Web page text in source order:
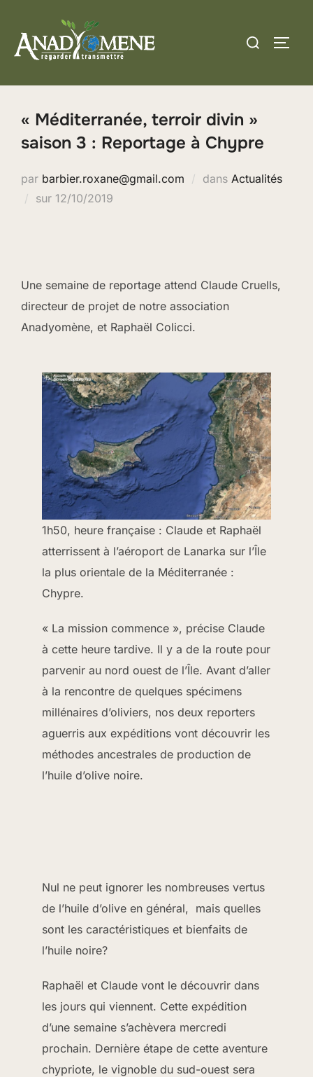
contenu
Rechercher :
« Méditerranée, terroir divin »
saison 3 : Reportage à Chypre
par barbier.roxane@gmail.com dans Actualités
sur Publié
12/10/2019
Une semaine de reportage attend Claude Cruells,
directeur de projet de notre association
Anadyomène, et Raphaël Colicci.
1h50, heure française : Claude et Raphaël
atterrissent à l’aéroport de Lanarka sur l’Île
la plus orientale de la Méditerranée :
Chypre.
« La mission commence », précise Claude
à cette heure tardive. Il y a de la route pour
parvenir au nord ouest de l’Île. Avant d’aller
à la rencontre de quelques spécimens
millénaires d’oliviers, nos deux reporters
aguerris aux expéditions vont découvrir les
méthodes ancestrales de production de
l’huile d’olive noire.
Nul ne peut ignorer les nombreuses vertus
de l’huile d’olive en général, mais quelles
sont les caractéristiques et bienfaits de
l’huile noire?
Raphaël et Claude vont le découvrir dans
les jours qui viennent. Cette expédition
d’une semaine s’achèvera mercredi
prochain. Dernière étape de cette aventure
chypriote, le vignoble du sud-ouest sera